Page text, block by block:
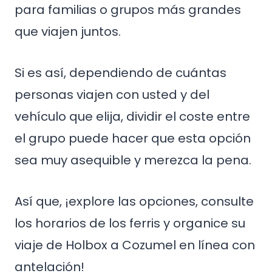
para familias o grupos más grandes
que viajen juntos.
Si es así, dependiendo de cuántas
personas viajen con usted y del
vehículo que elija, dividir el coste entre
el grupo puede hacer que esta opción
sea muy asequible y merezca la pena.
Así que, ¡explore las opciones, consulte
los horarios de los ferris y organice su
viaje de Holbox a Cozumel en línea con
antelación!